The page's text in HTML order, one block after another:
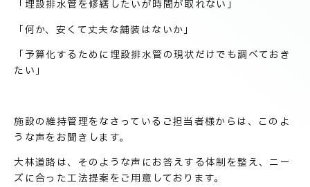
PRODUCT INFORMATION
製品情報
RECRUIT
採用情報
「埋設排水管を修繕したいが時間が取れない」
「何か、安くて丈夫な舗装はないか」
「予算化するために埋設排水管の現状だけでも調べておき
たい」
施設の維持管理をなさっているご担当者様からは、このよ
うな声をお聞きします。
大林道路は、そのような声にお答えする体制を整え、ニー
ズに合った工法提案をご用意しております。